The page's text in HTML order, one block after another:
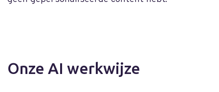
Onze AI werkwijze